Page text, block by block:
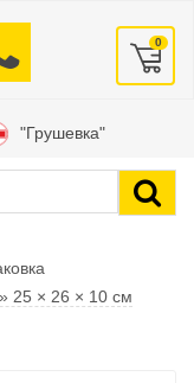
0
"Грушевка"
25 × 26 × 10 см